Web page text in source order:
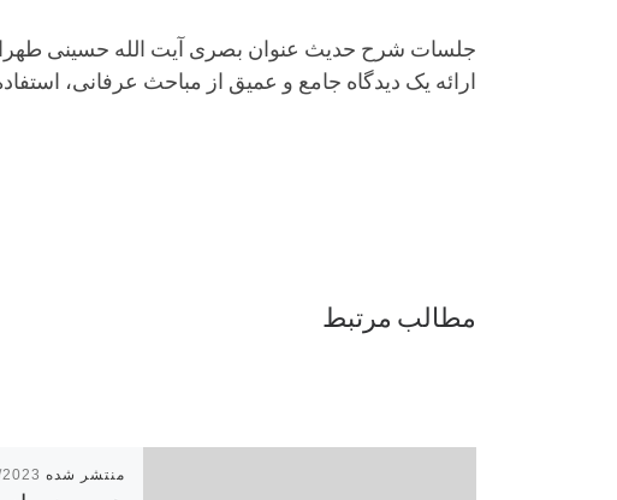
جلسات شرح حدیث عنوان بصری آیت الله حسینی
ارائه یک دیدگاه جامع و عمیق از مباحث عرفانی،
مطالب مرتبط